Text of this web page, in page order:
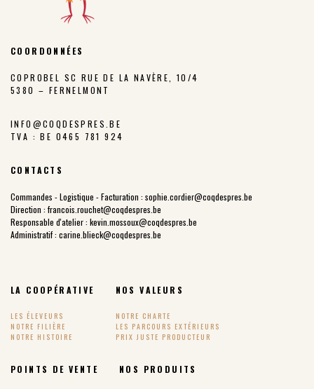
COORDONNÉES
COPROBEL SC RUE DE LA NAVÈRE, 10/4
5380 – FERNELMONT
INFO@COQDESPRES.BE
TVA : BE 0465 781 924
CONTACTS
Commandes - Logistique - Facturation : sophie.cordier@coqdespres.be
Direction : francois.rouchet@coqdespres.be
Responsable d'atelier : kevin.mossoux@coqdespres.be
Administratif : carine.blieck@coqdespres.be
LA COOPÉRATIVE
LES ÉLEVEURS
NOTRE FILIÈRE
NOTRE HISTOIRE
NOS VALEURS
NOTRE CHARTE
LES PARCOURS EXTÉRIEURS
PRIX JUSTE PRODUCTEUR
POINTS DE VENTE NOS PRODUITS